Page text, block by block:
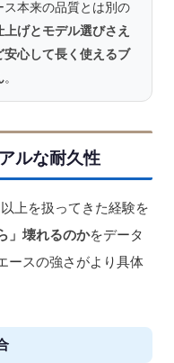
ス本来の品質とは別の
上げとモデル選びさえ
安心して長く使えるブ
。
ルな耐久性
上を扱ってきた経験を
」壊れるのかをデータ
ースの強さがより具体